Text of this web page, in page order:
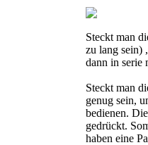
Steckt man
zu lang sein)
dann in serie
Steckt man
genug sein,
bedienen.
gedrückt.
haben eine